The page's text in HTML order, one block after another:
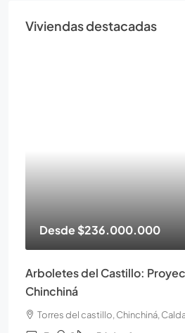
Viviendas destacadas
Desde$236.000.000
Arboletes del Castillo:
Chinchiná
Torres del castillo, Chinchiná,